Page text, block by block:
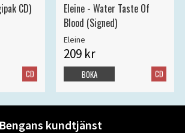
CD)
CD
Eleine - Water Taste Of
Blood (Signed)
Eleine
209 kr
CD
BOKA
Bengans kundtjänst